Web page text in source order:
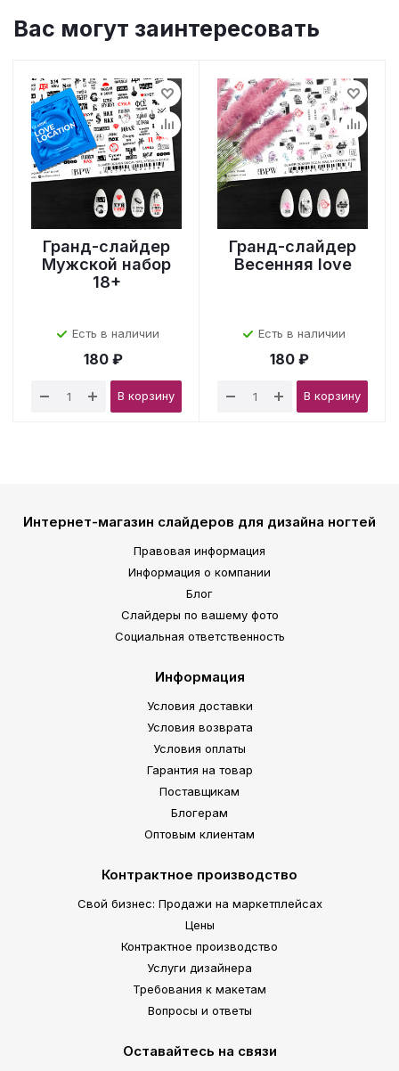
Вас могут заинтересовать
Гранд-слайдер
Мужской набор
18+
Есть в наличии
180 ₽
В корзину
Гранд-слайдер
Весенняя love
Есть в наличии
180 ₽
В корзину
Интернет-магазин слайдеров для дизайна ногтей
Правовая информация
Информация о компании
Блог
Слайдеры по вашему фото
Социальная ответственность
Информация
Условия доставки
Условия возврата
Условия оплаты
Гарантия на товар
Поставщикам
Блогерам
Оптовым клиентам
Контрактное производство
Свой бизнес: Продажи на маркетплейсах
Цены
Контрактное производство
Услуги дизайнера
Требования к макетам
Вопросы и ответы
Оставайтесь на связи